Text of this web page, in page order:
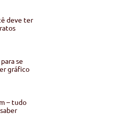
deve ter
se
gráfico
– tudo